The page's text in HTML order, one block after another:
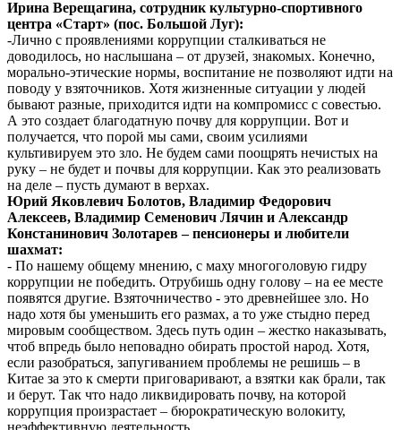
Ирина Верещагина, сотрудник культурно-спортивного
центра «Старт» (пос. Большой Луг):
-Лично с проявлениями коррупции сталкиваться не
доводилось, но наслышана – от друзей, знакомых. Конечно,
морально-этические нормы, воспитание не позволяют идти на
поводу у взяточников. Хотя жизненные ситуации у людей
бывают разные, приходится идти на компромисс с совестью.
А это создает благодатную почву для коррупции. Вот и
получается, что порой мы сами, своим усилиями
культивируем это зло. Не будем сами поощрять нечистых на
руку – не будет и почвы для коррупции. Как это реализовать
на деле – пусть думают в верхах.
Юрий Яковлевич Болотов, Владимир Федорович
Алексеев, Владимир Семенович Лячин и Александр
Констанинович Золотарев – пенсионеры и любители
шахмат:
- По нашему общему мнению, с маху многоголовую гидру
коррупции не победить. Отрубишь одну голову – на ее месте
появятся другие. Взяточничество - это древнейшее зло. Но
надо хотя бы уменьшить его размах, а то уже стыдно перед
мировым сообществом. Здесь путь один – жестко наказывать,
чтоб впредь было неповадно обирать простой народ. Хотя,
если разобраться, запугиванием проблемы не решишь – в
Китае за это к смерти приговаривают, а взятки как брали, так
и берут. Так что надо ликвидировать почву, на которой
коррупция произрастает – бюрократическую волокиту,
неэффективную деятельность.